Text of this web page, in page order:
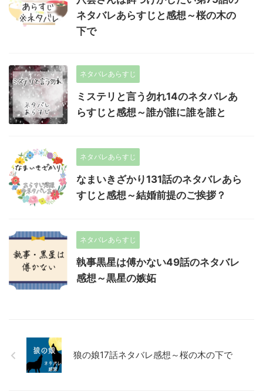
ネタバレあらすじと感想～桜の木の
下で
ネタバレあらすじ
ミステリと言う勿れ14のネタバレあ
らすじと感想～誰が誰に誰を誰と
ネタバレあらすじ
なまいきざかり131話のネタバレあら
すじと感想～結婚前提のご挨拶？
ネタバレあらすじ
執事黒星は傅かない49話のネタバレ
感想～黒星の嫉妬
狼の娘17話ネタバレ感想～桜の木の下で